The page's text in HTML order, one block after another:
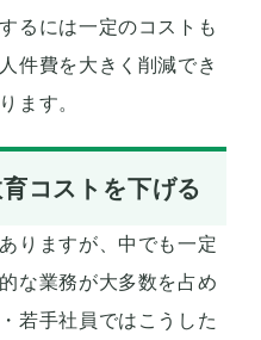
るには一定のコストも
件費を大きく削減でき
ます。
コストを下げる
りますが、中でも一定
な業務が大多数を占め
若手社員ではこうした